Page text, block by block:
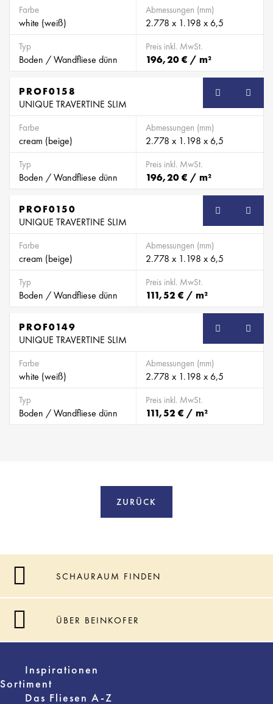
Farbe
white (weiß)
Abmessungen (mm)
2.778 x 1.198 x 6,5
Typ
Boden / Wandfliese dünn
Preis inkl. MwSt.
196,20 € / m²
SB
PROF0158
UNIQUE TRAVERTINE SLIM
Farbe
cream (beige)
Abmessungen (mm)
2.778 x 1.198 x 6,5
Typ
Boden / Wandfliese dünn
Preis inkl. MwSt.
196,20 € / m²
SB
PROF0150
UNIQUE TRAVERTINE SLIM
Farbe
cream (beige)
Abmessungen (mm)
2.778 x 1.198 x 6,5
Typ
Boden / Wandfliese dünn
Preis inkl. MwSt.
111,52 € / m²
SB
PROF0149
UNIQUE TRAVERTINE SLIM
Farbe
white (weiß)
Abmessungen (mm)
2.778 x 1.198 x 6,5
Typ
Boden / Wandfliese dünn
Preis inkl. MwSt.
111,52 € / m²
ZURÜCK
SCHAURAUM FINDEN
ÜBER BEINKOFER
Inspirationen
Sortiment
Das Fliesen A-Z